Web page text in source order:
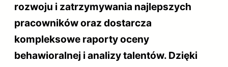
rozwoju i zatrzymywania najlepszych
pracowników oraz dostarcza
kompleksowe raporty oceny
behawioralnej i analizy talentów. Dzięki